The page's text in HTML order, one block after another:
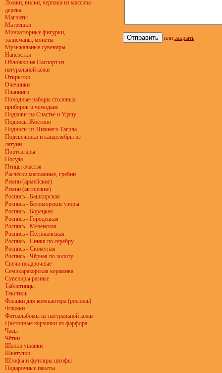
Ложки, вилки, черпаки из массива
дерева
Магниты
Матрёшки
Миниатюрные фигурки,
талисманы, монеты
Музыкальные сувениры
Наперстки
Обложки на Паспорт из
натуральной кожи
Открытки
Очечники
Планинги
Походные наборы столовых
приборов в чемодане
Подковы на Счастье и Удачу
Подносы Жостово
Подносы из Нижнего Тагила
Подсвечники и канделябры из
латуни
Портсигары
Посуда
Птицы счастья
Расчёски массажные, гребни
Ремни (армейские)
Ремни (авторские)
Роспись - Башкирская
Роспись - Беломорские узоры
Роспись - Борецкая
Роспись - Городецкая
Роспись - Мезенская
Роспись - Петриковская
Роспись - Синяя по серебру
Роспись - Сюжетная
Роспись - Чёрная по золоту
Свечи подарочные
Семикаракорская керамика
Сувениры разные
Таблетницы
Текстиль
Флешки для компьютера (роспись)
Фляжки
Фотоальбомы из натуральной кожи
Цветочные корзинки из фарфора
Часы
Чётки
Шапки ушанки
Шкатулки
Штофы и футляры штофы
Подарочные пакеты
или закрыть